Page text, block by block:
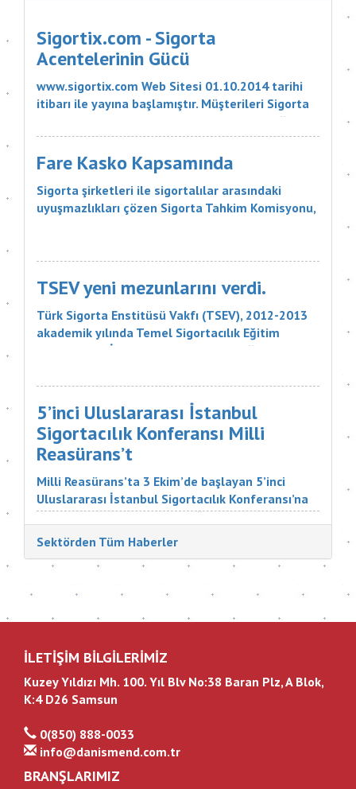
Sigortix.com - Sigorta
Acentelerinin Gücü
www.sigortix.com Web Sitesi 01.10.2014 tarihi
itibarı ile yayına başlamıştır. Müşterileri Sigorta
Acentelerini neden tercih etmeleri gerektiği
konusunda bilgilendiren ve Sitedeki Üye Sigorta
Acentelerine müşteri yö...
Fare Kasko Kapsamında
Sigorta şirketleri ile sigortalılar arasındaki
uyuşmazlıkları çözen Sigorta Tahkim Komisyonu,
liralık tazminatı ödemesine karar verdi. Sigorta
Tahkim Komisyonu M...
TSEV yeni mezunlarını verdi.
Türk Sigorta Enstitüsü Vakfı (TSEV), 2012-2013
akademik yılında Temel Sigortacılık Eğitim
Programı ve İleri Düzey Sigortacılık Eğitim
tamamlayan öğrencilerini mezun etti. Sigorta
şirketlerinin &uu...
5’inci Uluslararası İstanbul
Sigortacılık Konferansı Milli
Reasürans’t
Milli Reasürans’ta 3 Ekim’de başlayan 5’inci
Uluslararası İstanbul Sigortacılık Konferansı’na
Türkiye ve dünyadan çok değerli katılımcılar
katıldı. Sigorta Tatbikatçıları Derneği'nin
düzenlediği konferansın aç...
Sektörden Tüm Haberler
İLETİŞİM BİLGİLERİMİZ
Kuzey Yıldızı Mh. 100. Yıl Blv No:38 Baran Plz, A Blok,
K:4 D26 Samsun
0(850) 888-0033
info@danismend.com.tr
BRANŞLARIMIZ